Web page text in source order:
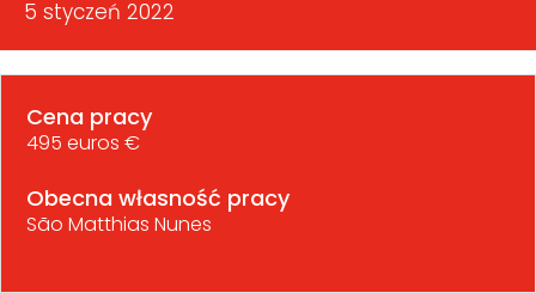
5 styczeń 2022
Cena pracy
495 euros €
Obecna własność pracy
São Matthias Nunes